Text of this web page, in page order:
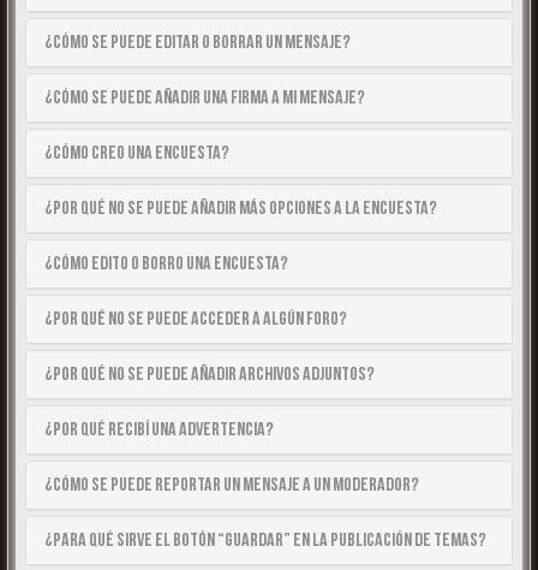
¿Cómo se puede editar o borrar un mensaje?
¿Cómo se puede añadir una firma a mi mensaje?
¿Cómo creo una encuesta?
¿Por qué no se puede añadir más opciones a la encuesta?
¿Cómo edito o borro una encuesta?
¿Por qué no se puede acceder a algún foro?
¿Por qué no se puede añadir archivos adjuntos?
¿Por qué recibí una advertencia?
¿Cómo se puede reportar un mensaje a un moderador?
¿Para qué sirve el botón “Guardar” en la publicación de temas?